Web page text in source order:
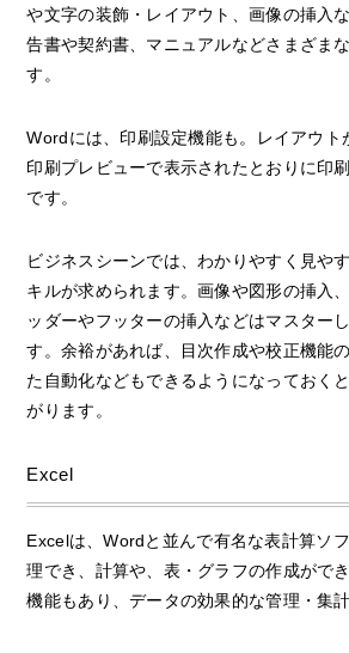
や文字の装飾・レイアウト、画像の挿入
告書や契約書、マニュアルなどさまざま
す。
Wordには、印刷設定機能も。レイアウト
印刷プレビューで表示されたとおりに印
です。
ビジネスシーンでは、わかりやすく見や
キルが求められます。画像や図形の挿入
ッダーやフッターの挿入などはマスター
す。余裕があれば、目次作成や校正機能
た自動化などもできるようになっておく
がります。
Excel
Excelは、Wordと並んで有名な表計算ソ
理でき、計算や、表・グラフの作成がで
機能もあり、データの効果的な管理・集